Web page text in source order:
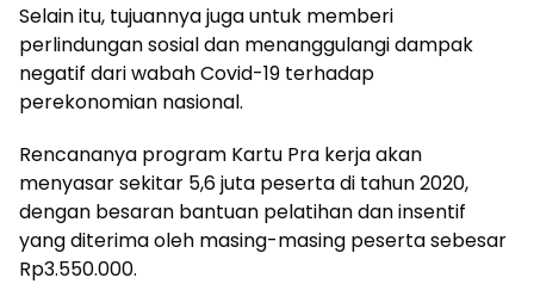
Selain itu, tujuannya juga untuk memberi
perlindungan sosial dan menanggulangi dampak
negatif dari wabah Covid-19 terhadap
perekonomian nasional.
Rencananya program Kartu Pra kerja akan
menyasar sekitar 5,6 juta peserta di tahun 2020,
dengan besaran bantuan pelatihan dan insentif
yang diterima oleh masing-masing peserta sebesar
Rp3.550.000.